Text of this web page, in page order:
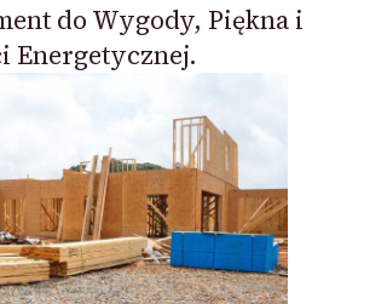
do Wygody, Piękna i
Energetycznej.